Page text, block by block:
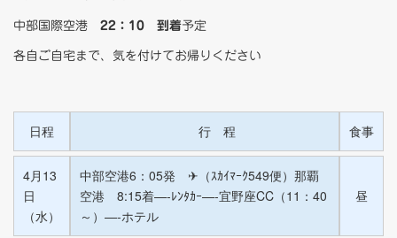
中部国際空港 22：10 到着予定
各自ご自宅まで、気を付けてお帰りください
日程 行 程 食事
4月13
日
（水）
中部空港6：05発 ✈（ｽｶｲﾏｰｸ549便）那覇
空港 8:15着—-ﾚﾝﾀｶｰ—-宜野座CC（11：40
～）—-ホテル
昼